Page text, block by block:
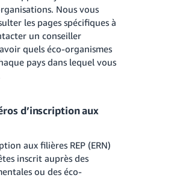
Nous vous
les pages spécifiques à
un conseiller
quels éco-organismes
pays dans lequel vous
d’inscription aux
aux filières REP (ERN)
inscrit auprès des
ou des éco-